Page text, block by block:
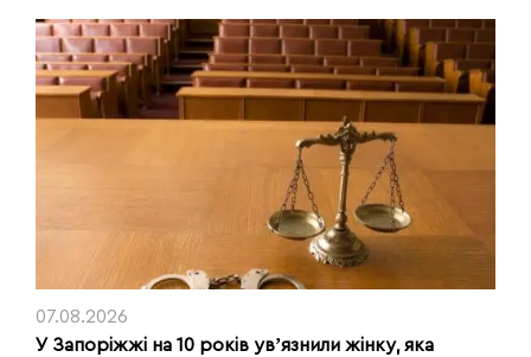
07.08.2026
У Запоріжжі на 10 років увʼязнили жінку, яка